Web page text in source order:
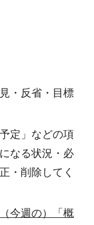
・反省・目標
定」などの項
なる状況・必
・削除してく
今週の）「概